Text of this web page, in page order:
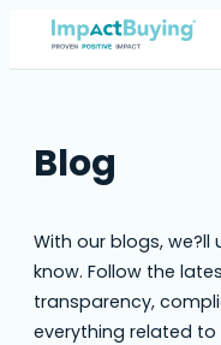
Blog
With our blogs,
know. Follow the
transparency,
everything related to